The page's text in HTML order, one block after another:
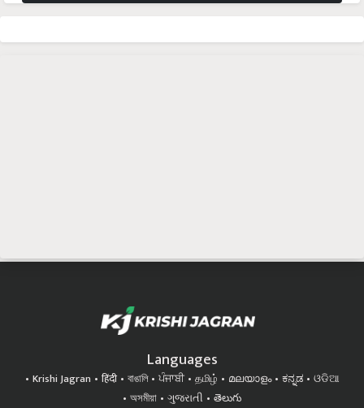
Languages
Krishi Jagran हिंदी বাঙালি ਪੰਜਾਬੀ தமிழ் മലയാളം ಕನ್ನಡ
ଓଡିଆ
অসমীয়া
ગુજરાતી తెలుగు